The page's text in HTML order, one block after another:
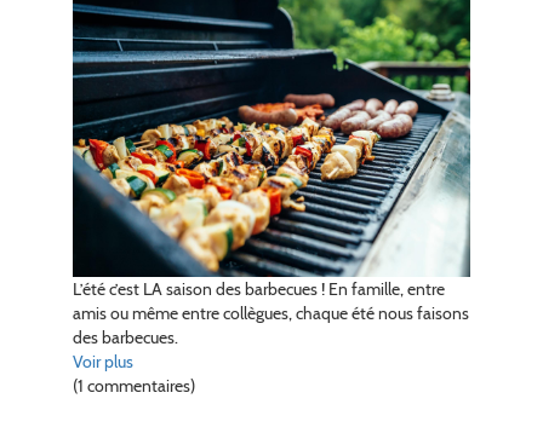
L’été c’est LA saison des barbecues ! En famille, entre
amis ou même entre collègues, chaque été nous faisons
des barbecues.
Voir plus
(1 commentaires)